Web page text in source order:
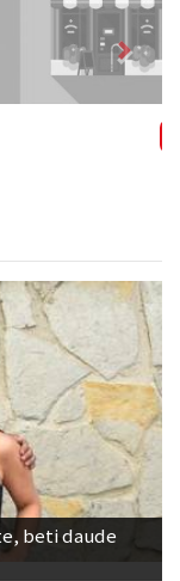
Next
beti daude